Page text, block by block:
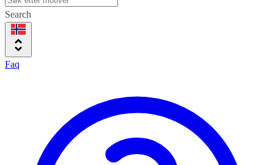
Search
Faq